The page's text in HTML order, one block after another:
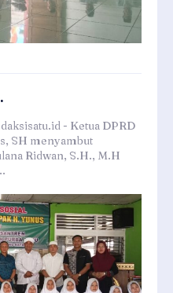
- Ketua DPRD
SH menyambut
Ridwan, S.H., M.H